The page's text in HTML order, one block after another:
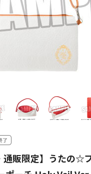
通販限定】うたの☆